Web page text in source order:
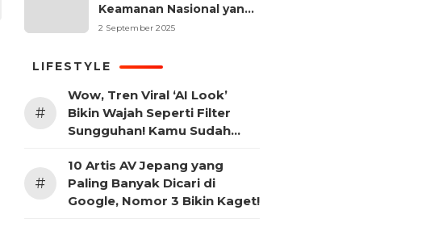
Keamanan Nasional yang
Sering Terlupakan
2 September 2025
LIFESTYLE
#
Wow, Tren Viral ‘AI Look’
Bikin Wajah Seperti Filter
Sungguhan! Kamu Sudah
#
10 Artis AV Jepang yang
Paling Banyak Dicari di
Google, Nomor 3 Bikin Kaget!